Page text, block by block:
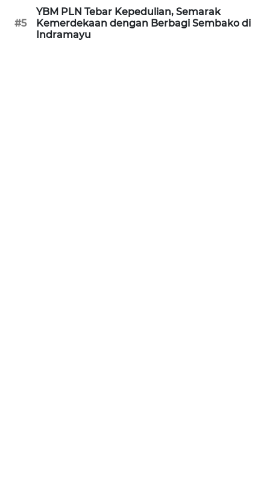
#5
YBM PLN Tebar Kepedulian, Semarak
Kemerdekaan dengan Berbagi Sembako di
Indramayu
SERAMBI
WN